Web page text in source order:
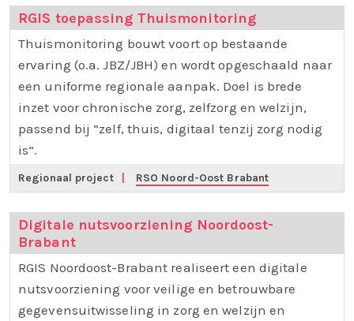
RGIS toepassing Thuismonitoring
Thuismonitoring bouwt voort op bestaande
ervaring (o.a. JBZ/JBH) en wordt opgeschaald naar
een uniforme regionale aanpak. Doel is brede
inzet voor chronische zorg, zelfzorg en welzijn,
passend bij “zelf, thuis, digitaal tenzij zorg nodig
is”.
Regionaal project RSO Noord-Oost Brabant
Digitale nutsvoorziening Noordoost-
Brabant
RGIS Noordoost-Brabant realiseert een digitale
nutsvoorziening voor veilige en betrouwbare
gegevensuitwisseling in zorg en welzijn en